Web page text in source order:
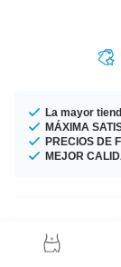
La mayor
MÁXIMA
PRECIOS DE
MEJOR
Detalles